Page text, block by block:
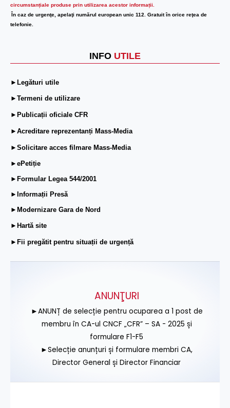
circumstanțiale produse prin utilizarea acestor informații.
În caz de urgenţe, apelaţi numărul european unic 112. Gratuit în orice reţea de
telefonie.
INFO UTILE
►Legături utile
►Termeni de utilizare
►Publicații oficiale CFR
►Acreditare reprezentanți Mass-Media
►Solicitare acces filmare Mass-Media
►ePetiție
►Formular Legea 544/2001
►Informații Presă
►Modernizare Gara de Nord
►Hartă site
►Fii pregătit pentru situații de urgență
ANUNŢURI
►ANUNȚ de selecție pentru ocuparea a 1 post de
membru în CA-ul CNCF „CFR” – SA - 2025 și
formulare F1-F5
►Selecție anunțuri și formulare membri CA,
Director General și Director Financiar